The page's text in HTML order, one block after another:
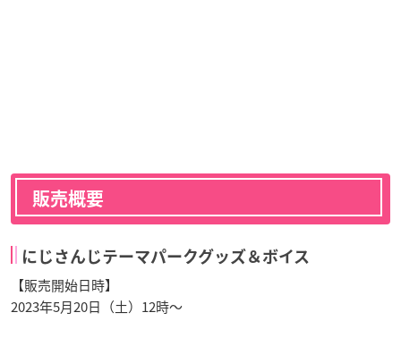
販売概要
にじさんじテーマパークグッズ＆ボイス
【販売開始日時】
2023年5月20日（土）12時～